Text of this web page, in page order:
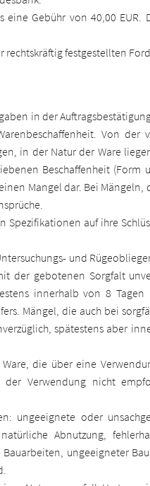
Gebühr von 40,00 EUR.
festgestellten
in der
Von der
in der Natur der Ware
Beschaffenheit (Form
Mangel dar. Bei Mängeln,
Spezifikationen auf ihre
und
der gebotenen Sorgfalt
innerhalb von 8
Mängel, die auch bei
spätestens aber
die über eine
Verwendung nicht
ungeeignete oder
Abnutzung,
ungeeigneter